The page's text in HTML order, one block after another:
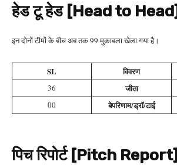
हेड टू हेड [Head to Head]
इन दोनों टीमों के बीच अब तक 99 मुकाबला खेला गया है।
SL विवरण
36 जीता
00
बेपरिणाम/ड्रॉ/टाई
पिच रिपोर्ट [Pitch Report]